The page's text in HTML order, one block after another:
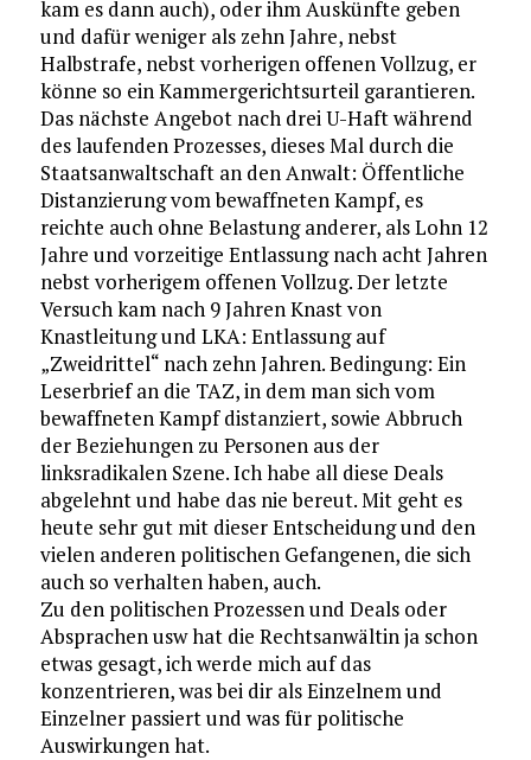
kam es dann auch), oder ihm Auskünfte geben
und dafür weniger als zehn Jahre, nebst
Halbstrafe, nebst vorherigen offenen Vollzug, er
könne so ein Kammergerichtsurteil garantieren.
Das nächste Angebot nach drei U-Haft während
des laufenden Prozesses, dieses Mal durch die
Staatsanwaltschaft an den Anwalt: Öffentliche
Distanzierung vom bewaffneten Kampf, es
reichte auch ohne Belastung anderer, als Lohn 12
Jahre und vorzeitige Entlassung nach acht Jahren
nebst vorherigem offenen Vollzug. Der letzte
Versuch kam nach 9 Jahren Knast von
Knastleitung und LKA: Entlassung auf
„Zweidrittel“ nach zehn Jahren. Bedingung: Ein
Leserbrief an die TAZ, in dem man sich vom
bewaffneten Kampf distanziert, sowie Abbruch
der Beziehungen zu Personen aus der
linksradikalen Szene. Ich habe all diese Deals
abgelehnt und habe das nie bereut. Mit geht es
heute sehr gut mit dieser Entscheidung und den
vielen anderen politischen Gefangenen, die sich
auch so verhalten haben, auch.
Zu den politischen Prozessen und Deals oder
Absprachen usw hat die Rechtsanwältin ja schon
etwas gesagt, ich werde mich auf das
konzentrieren, was bei dir als Einzelnem und
Einzelner passiert und was für politische
Auswirkungen hat.